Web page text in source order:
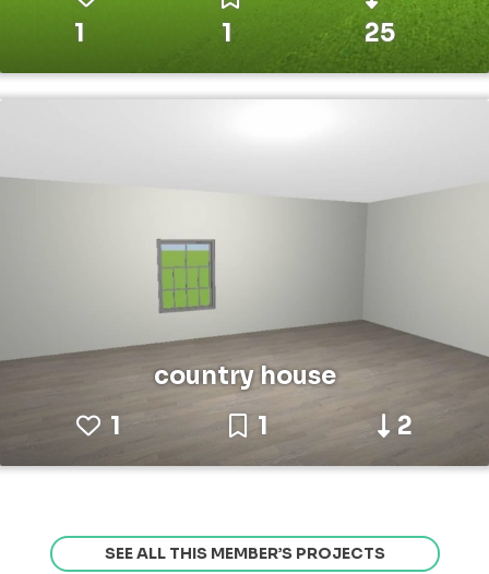
1 1 25
country house
1
1 2
SEE ALL THIS MEMBER’S PROJECTS